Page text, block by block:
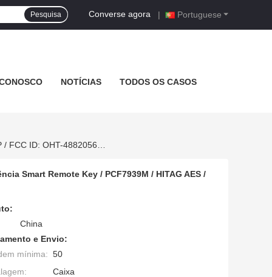
Portuguese
Converse agora |
Pesquisa
NOTÍCIAS TODOS OS CASOS
Smart Remote Key / PCF7939M / HITAG AES /
China
e Envio:
mínima: 50
Caixa